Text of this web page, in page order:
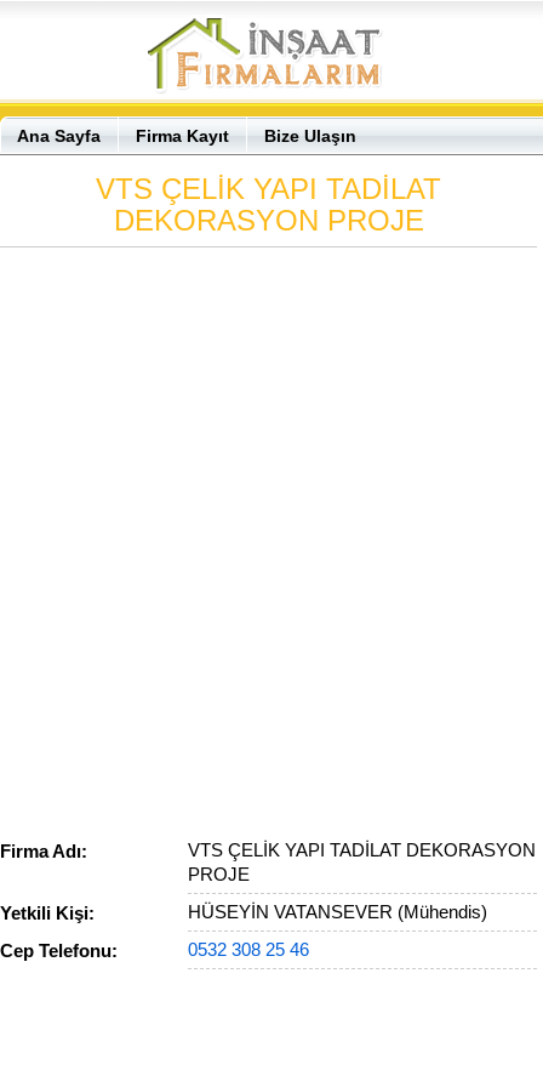
Ana Sayfa Firma Kayıt Bize Ulaşın
VTS ÇELİK YAPI TADİLAT
DEKORASYON PROJE
Firma Adı:
VTS ÇELİK YAPI TADİLAT DEKORASYON
PROJE
Yetkili Kişi:
HÜSEYİN VATANSEVER (Mühendis)
Cep Telefonu:
0532 308 25 46